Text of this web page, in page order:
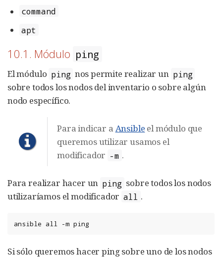
command
apt
10.1. Módulo ping
El módulo ping nos permite realizar un ping
sobre todos los nodos del inventario o sobre algún
nodo específico.
Para indicar a Ansible el módulo que
queremos utilizar usamos el
modificador -m .
Para realizar hacer un ping sobre todos los nodos
utilizaríamos el modificador all .
ansible all -m ping
Si sólo queremos hacer ping sobre uno de los nodos